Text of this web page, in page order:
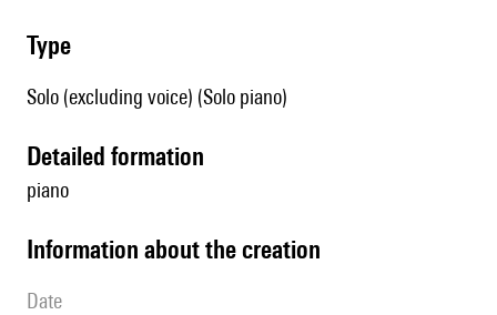
type
Solo (excluding voice) (Solo piano)
detailed formation
piano
information about the creation
date